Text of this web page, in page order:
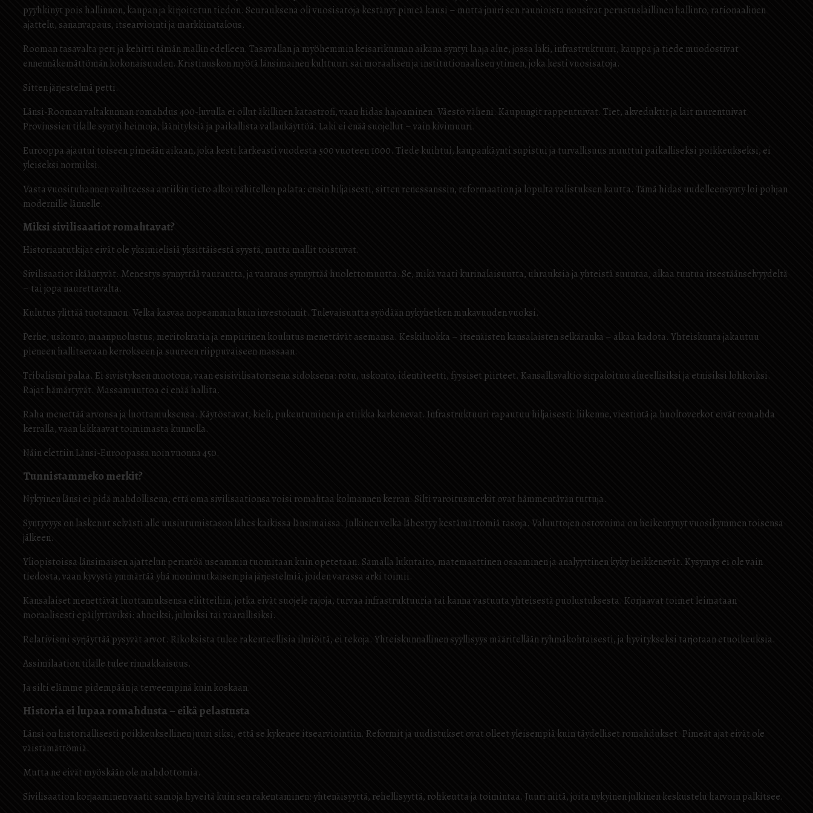
pyyhkinyt pois hallinnon, kaupan ja kirjoitetun tiedon. Seurauksena oli vuosisatoja kestänyt pimeä kausi – mutta juuri sen raunioista nousivat perustuslaillinen hallinto, rationaalinen
ajattelu, sananvapaus, itsearviointi ja markkinatalous.
Rooman tasavalta peri ja kehitti tämän mallin edelleen. Tasavallan ja myöhemmin keisarikunnan aikana syntyi laaja alue, jossa laki, infrastruktuuri, kauppa ja tiede muodostivat
ennennäkemättömän kokonaisuuden. Kristinuskon myötä länsimainen kulttuuri sai moraalisen ja institutionaalisen ytimen, joka kesti vuosisatoja.
Sitten järjestelmä petti.
Länsi-Rooman valtakunnan romahdus 400-luvulla ei ollut äkillinen katastrofi, vaan hidas hajoaminen. Väestö väheni. Kaupungit rappeutuivat. Tiet, akveduktit ja lait murentuivat.
Provinssien tilalle syntyi heimoja, läänityksiä ja paikallista vallankäyttöä. Laki ei enää suojellut – vain kivimuuri.
Eurooppa ajautui toiseen pimeään aikaan, joka kesti karkeasti vuodesta 500 vuoteen 1000. Tiede kuihtui, kaupankäynti supistui ja turvallisuus muuttui paikalliseksi poikkeukseksi, ei
yleiseksi normiksi.
Vasta vuosituhannen vaihteessa antiikin tieto alkoi vähitellen palata: ensin hiljaisesti, sitten renessanssin, reformaation ja lopulta valistuksen kautta. Tämä hidas uudelleensynty loi pohjan
modernille lännelle.
Miksi sivilisaatiot romahtavat?
Historiantutkijat eivät ole yksimielisiä yksittäisestä syystä, mutta mallit toistuvat.
Sivilisaatiot ikääntyvät. Menestys synnyttää vaurautta, ja vauraus synnyttää huolettomuutta. Se, mikä vaati kurinalaisuutta, uhrauksia ja yhteistä suuntaa, alkaa tuntua itsestäänselvyydeltä
– tai jopa naurettavalta.
Kulutus ylittää tuotannon. Velka kasvaa nopeammin kuin investoinnit. Tulevaisuutta syödään nykyhetken mukavuuden vuoksi.
Perhe, uskonto, maanpuolustus, meritokratia ja empiirinen koulutus menettävät asemansa. Keskiluokka – itsenäisten kansalaisten selkäranka – alkaa kadota. Yhteiskunta jakautuu
pieneen hallitsevaan kerrokseen ja suureen riippuvaiseen massaan.
Tribalismi palaa. Ei sivistyksen muotona, vaan esisivilisatorisena sidoksena: rotu, uskonto, identiteetti, fyysiset piirteet. Kansallisvaltio sirpaloituu alueellisiksi ja etnisiksi lohkoiksi.
Rajat hämärtyvät. Massamuuttoa ei enää hallita.
Raha menettää arvonsa ja luottamuksensa. Käytöstavat, kieli, pukeutuminen ja etiikka karkenevat. Infrastruktuuri rapautuu hiljaisesti: liikenne, viestintä ja huoltoverkot eivät romahda
kerralla, vaan lakkaavat toimimasta kunnolla.
Näin elettiin Länsi-Euroopassa noin vuonna 450.
Tunnistammeko merkit?
Nykyinen länsi ei pidä mahdollisena, että oma sivilisaationsa voisi romahtaa kolmannen kerran. Silti varoitusmerkit ovat hämmentävän tuttuja.
Syntyvyys on laskenut selvästi alle uusiutumistason lähes kaikissa länsimaissa. Julkinen velka lähestyy kestämättömiä tasoja. Valuuttojen ostovoima on heikentynyt vuosikymmen toisensa
jälkeen.
Yliopistoissa länsimaisen ajattelun perintöä useammin tuomitaan kuin opetetaan. Samalla lukutaito, matemaattinen osaaminen ja analyyttinen kyky heikkenevät. Kysymys ei ole vain
tiedosta, vaan kyvystä ymmärtää yhä monimutkaisempia järjestelmiä, joiden varassa arki toimii.
Kansalaiset menettävät luottamuksensa eliitteihin, jotka eivät suojele rajoja, turvaa infrastruktuuria tai kanna vastuuta yhteisestä puolustuksesta. Korjaavat toimet leimataan
moraalisesti epäilyttäviksi: ahneiksi, julmiksi tai vaarallisiksi.
Relativismi syrjäyttää pysyvät arvot. Rikoksista tulee rakenteellisia ilmiöitä, ei tekoja. Yhteiskunnallinen syyllisyys määritellään ryhmäkohtaisesti, ja hyvitykseksi tarjotaan etuoikeuksia.
Assimilaation tilalle tulee rinnakkaisuus.
Ja silti elämme pidempään ja terveempinä kuin koskaan.
Historia ei lupaa romahdusta – eikä pelastusta
Länsi on historiallisesti poikkeuksellinen juuri siksi, että se kykenee itsearviointiin. Reformit ja uudistukset ovat olleet yleisempiä kuin täydelliset romahdukset. Pimeät ajat eivät ole
väistämättömiä.
Mutta ne eivät myöskään ole mahdottomia.
Sivilisaation korjaaminen vaatii samoja hyveitä kuin sen rakentaminen: yhtenäisyyttä, rehellisyyttä, rohkeutta ja toimintaa. Juuri niitä, joita nykyinen julkinen keskustelu harvoin palkitsee.